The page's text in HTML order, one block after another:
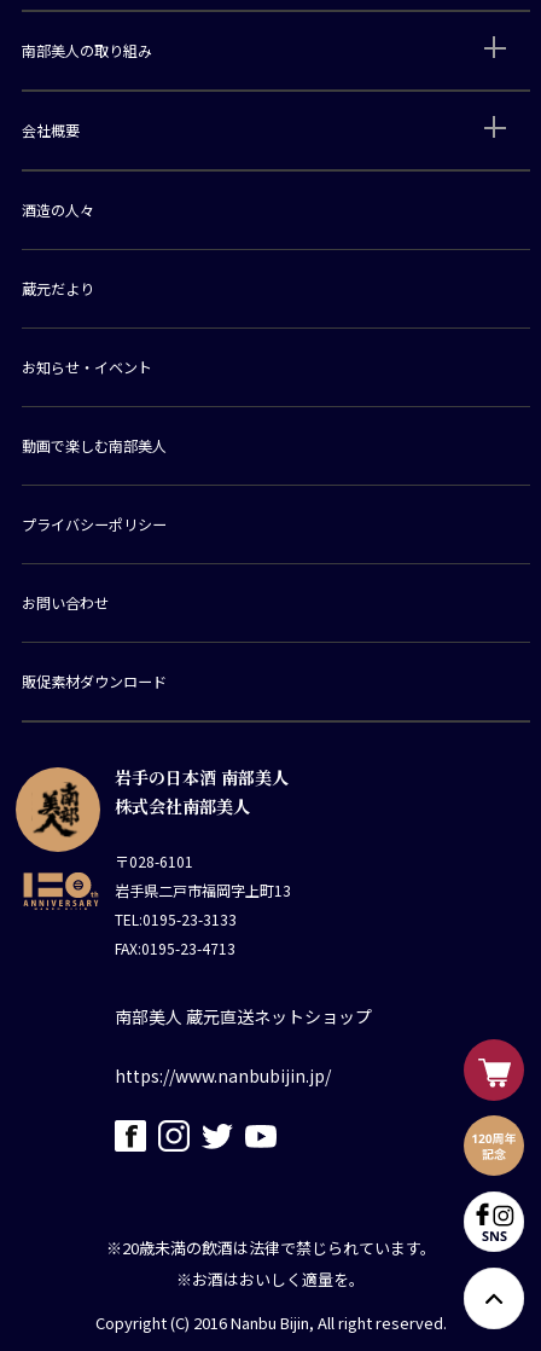
岩手の日本酒 南部美人
株式会社南部美人
〒028-6101
岩手県二戸市福岡字上町13
TEL:0195-23-3133
FAX:0195-23-4713
南部美人 蔵元直送ネットショップ
https://www.nanbubijin.jp/
南部美人の取り組み
会社概要
酒造の人々
蔵元だより
お知らせ・イベント
動画で楽しむ南部美人
プライバシーポリシー
お問い合わせ
販促素材ダウンロード
※20歳未満の飲酒は法律で禁じられています。
※お酒はおいしく適量を。
Copyright (C) 2016 Nanbu Bijin, All right reserved.